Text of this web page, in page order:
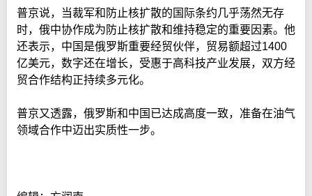
普京说，当裁军和防止核扩散的国际条约几乎荡然无存
时，俄中协作成为防止核扩散和维持稳定的重要因素。他
还表示，中国是俄罗斯重要经贸伙伴，贸易额超过1400
亿美元，数字还在增长，受惠于高科技产业发展，双方经
贸合作结构正持续多元化。
普京又透露，俄罗斯和中国已达成高度一致，准备在油气
领域合作中迈出实质性一步。